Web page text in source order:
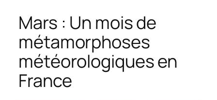
Mars : Un mois de
métamorphoses
météorologiques en
France